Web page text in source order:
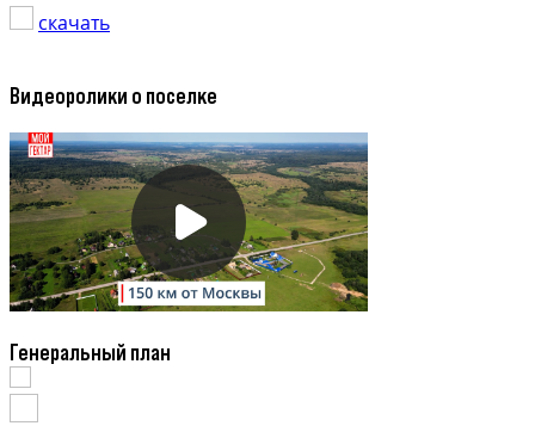
скачать
Видеоролики о поселке
Генеральный план